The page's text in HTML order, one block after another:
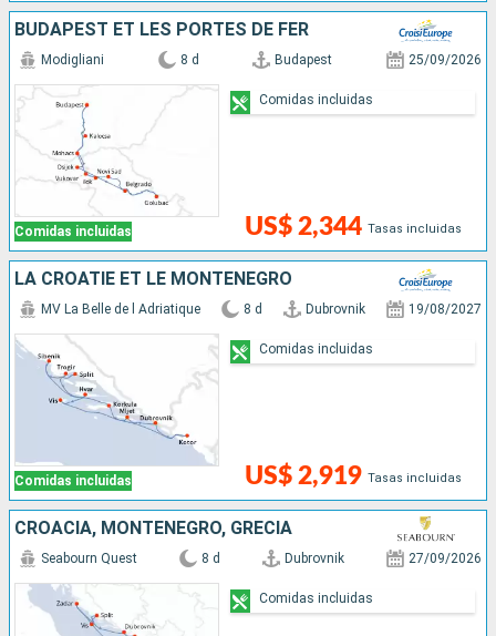
BUDAPEST ET LES PORTES DE FER
Comidas incluidas
Modigliani 8 d Budapest 25/09/2026
US$ 2,344 Tasas incluidas
Comidas incluidas
LA CROATIE ET LE MONTÉNÉGRO
Comidas incluidas
MV La Belle de l Adriatique 8 d Dubrovnik 19/08/2027
US$ 2,919 Tasas incluidas
Comidas incluidas
CROACIA, MONTENEGRO, GRECIA
Seabourn Quest 8 d Dubrovnik 27/09/2026
Comidas incluidas